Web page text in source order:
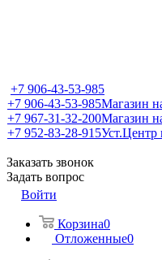
+7 906-43-53-985
+7 906-43-53-985Магазин
+7 967-31-32-200Магазин
+7 952-83-28-915Уст.Центр
Заказать звонок
Задать вопрос
Войти
Корзина0
Отложенные0